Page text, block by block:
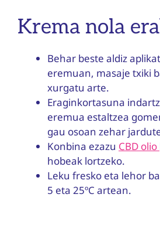
Krema nola
Behar beste aldiz
eremuan, masaje txiki
xurgatu arte.
Eraginkortasuna
eremua estaltzea
gau osoan zehar
Konbina ezazu CBD olio
hobeak lortzeko.
Leku fresko eta lehor
5 eta 25ºC artean.